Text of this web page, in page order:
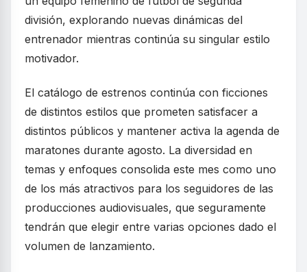
división, explorando nuevas dinámicas del
entrenador mientras continúa su singular estilo
motivador.
El catálogo de estrenos continúa con ficciones
de distintos estilos que prometen satisfacer a
distintos públicos y mantener activa la agenda de
maratones durante agosto. La diversidad en
temas y enfoques consolida este mes como uno
de los más atractivos para los seguidores de las
producciones audiovisuales, que seguramente
tendrán que elegir entre varias opciones dado el
volumen de lanzamiento.